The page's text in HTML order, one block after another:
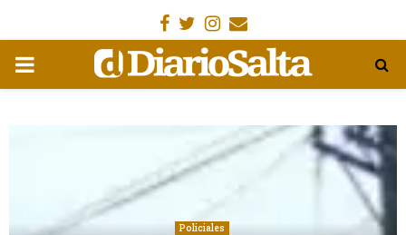
Facebook
Gorjeo
Instagram
Email
MENÚ
Policiales